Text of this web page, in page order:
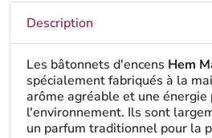
Description
Les bâtonnets d'encens Hem
spécialement fabriqués à la
arôme agréable et une énergie
l'environnement. Ils sont
un parfum traditionnel pour la